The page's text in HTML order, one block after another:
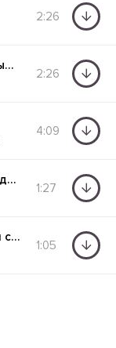
2:26
Сгораю на губах твоих бордовым цветом
2:26
4:09
Её губы малина запах тела мандарин
1:27
Ты жила для всех поживи и для себя
1:05